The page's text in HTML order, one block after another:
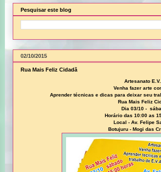
Pesquisar este blog
02/10/2015
Rua Mais Feliz Cidadã
Artesanato
Venha fazer arte
Aprender técnicas e dicas para deixar seu
Rua Mais Feliz
Dia 03/10 -
Horário das 10:00 as
Local - Av. Felipe
Botujuru - Mogi das